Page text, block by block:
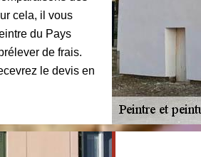
cela, il vous
du Pays
de frais.
le devis en